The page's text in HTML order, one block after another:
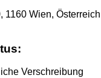
1160 Wien, Österreich
Verschreibung